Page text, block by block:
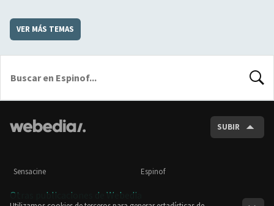
VER MÁS TEMAS
SUBIR
Sensacine Espinof
Otras publicaciones de Webedia